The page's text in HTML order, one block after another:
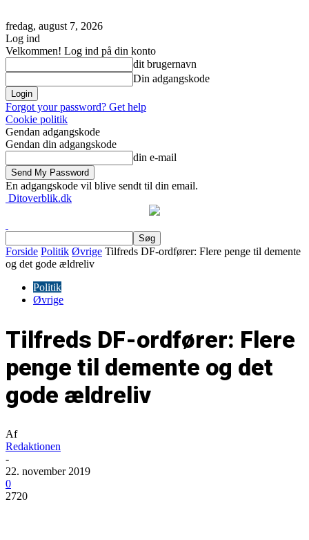
fredag, august 7, 2026
Log ind
Velkommen! Log ind på din konto
dit brugernavn
Din adgangskode
Forgot your password? Get help
Cookie politik
Gendan adgangskode
Gendan din adgangskode
din e-mail
En adgangskode vil blive sendt til din email.
Ditoverblik.dk
Forside Politik Øvrige Tilfreds DF-ordfører: Flere penge til demente
og det gode ældreliv
Politik
Øvrige
Tilfreds DF-ordfører: Flere
penge til demente og det
gode ældreliv
Af
Redaktionen
-
22. november 2019
0
2720